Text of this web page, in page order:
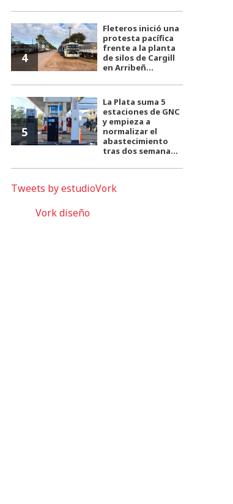
4
Fleteros inició una
protesta pacífica
frente a la planta
de silos de Cargill
en Arribeñ...
5
La Plata suma 5
estaciones de GNC
y empieza a
normalizar el
abastecimiento
tras dos semana...
Tweets by estudioVork
Vork diseño